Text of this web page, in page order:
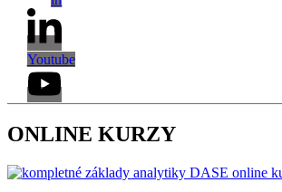
Youtube
ONLINE KURZY